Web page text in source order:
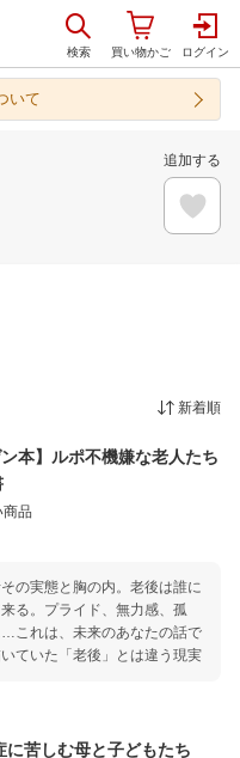
いて
追加する
新着順
ン本】ルポ不機嫌な老人たち
商品
の実態と胸の内。老後は誰に
る。プライド、無力感、孤
これは、未来のあなたの話で
ていた「老後」とは違う現実
に苦しむ母と子どもたち